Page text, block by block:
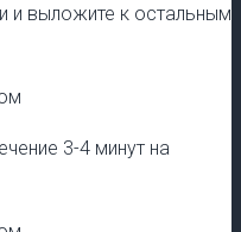
и выложите к остальным
3-4 минут на